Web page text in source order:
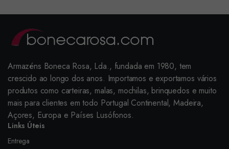
Armazéns Boneca Rosa, Lda., fundada em 1980, tem
crescido ao longo dos anos. Importamos e exportamos vários
produtos como carteiras, malas, mochilas, brinquedos e muito
mais para clientes em todo Portugal Continental, Madeira,
Açores, Europa e Países Lusófonos.
Links Úteis
Entrega